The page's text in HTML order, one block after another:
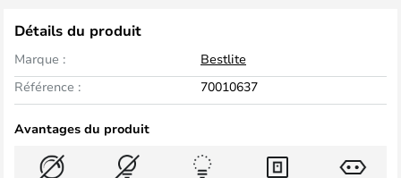
Détails du produit
Marque :
Bestlite
Référence :
70010637
Avantages du produit